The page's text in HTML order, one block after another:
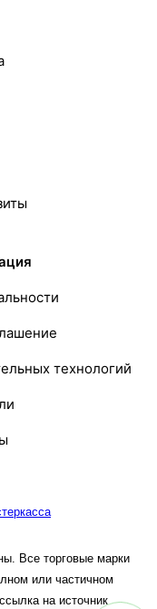
технологий
Все торговые марки
или частичном
на источник